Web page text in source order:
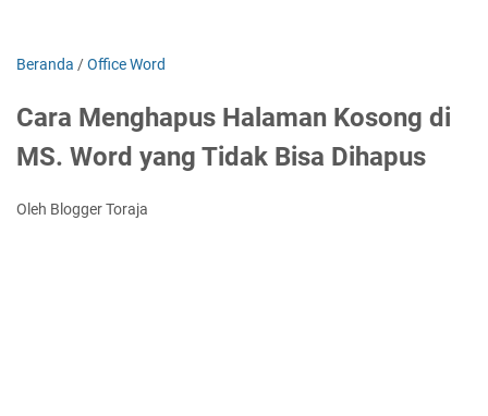
Beranda /Office Word
Cara Menghapus Halaman Kosong di
MS. Word yang Tidak Bisa Dihapus
Oleh Blogger Toraja